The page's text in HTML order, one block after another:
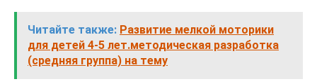
Читайте также: Развитие мелкой моторики
для детей 4-5 лет.методическая разработка
(средняя группа) на тему